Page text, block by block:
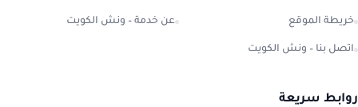
خريطة الموقع عن خدمة – ونش الكويت
اتصل بنا – ونش الكويت
روابط سريعة